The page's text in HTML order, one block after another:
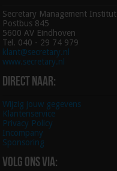
Secretary Management
Postbus 845
5600 AV Eindhoven
Tel. 040 - 29 74 979
klant@secretary.nl
www.secretary.nl
Direct naar:
Wijzig jouw gegevens
Klantenservice
Privacy Policy
Incompany
Sponsoring
Volg ons via: